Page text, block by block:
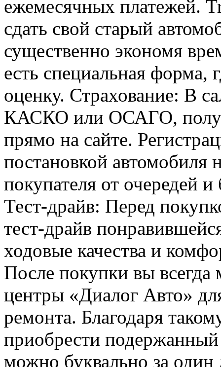
ежемесячных платежей.
сдать свой старый
существенно экономя
есть специальная форма,
оценку. Страхование: В
КАСКО или ОСАГО,
прямо на сайте.
постановкой автомобиля
покупателя от очередей
Тест-драйв: Перед
тест-драйв
ходовые качества и
После покупки вы всегда
центры «Диалог Авто»
ремонта. Благодаря
приобрести
можно буквально за